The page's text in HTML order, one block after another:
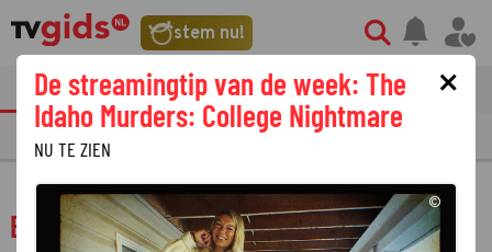
stem nu!
tvgids streaming nieuws
PRIMETIME GEMIST
Ben 10 (2016)
×
De streamingtip van de week: The
Idaho Murders: College Nightmare
NU TE ZIEN
©